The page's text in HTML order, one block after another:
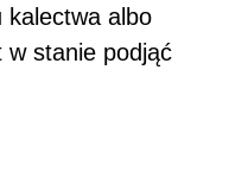
kalectwa albo
w stanie podjąć